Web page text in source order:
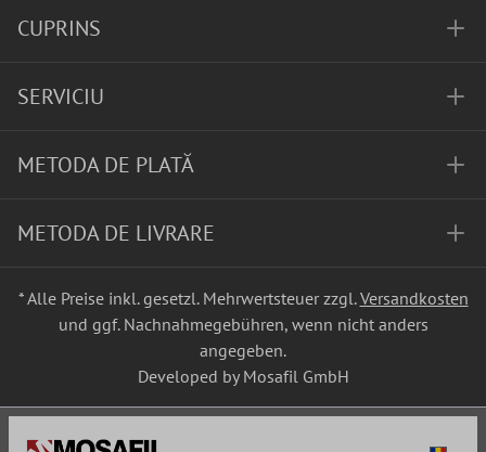
CUPRINS
SERVICIU
METODA DE PLATĂ
METODA DE LIVRARE
* Alle Preise inkl. gesetzl. Mehrwertsteuer zzgl.Versandkosten
und ggf. Nachnahmegebühren, wenn nicht anders
angegeben.
Developed by Mosafil GmbH